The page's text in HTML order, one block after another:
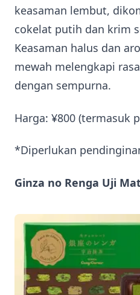
keasaman lembut,
cokelat putih dan krim
Keasaman halus dan
mewah melengkapi
dengan sempurna.
Harga: ¥800 (termasuk
*Diperlukan
Ginza no Renga Uji